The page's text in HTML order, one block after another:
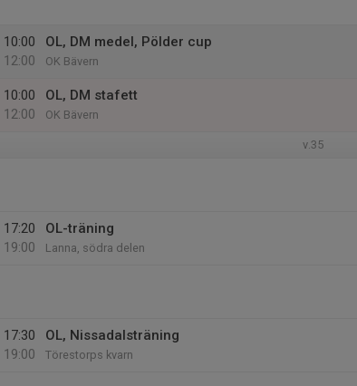
10:00
12:00
OL, DM medel, Pölder cup
OK Bävern
10:00
12:00
OL, DM stafett
OK Bävern
v.35
17:20
19:00
OL-träning
Lanna, södra delen
17:30
19:00
OL, Nissadalsträning
Törestorps kvarn